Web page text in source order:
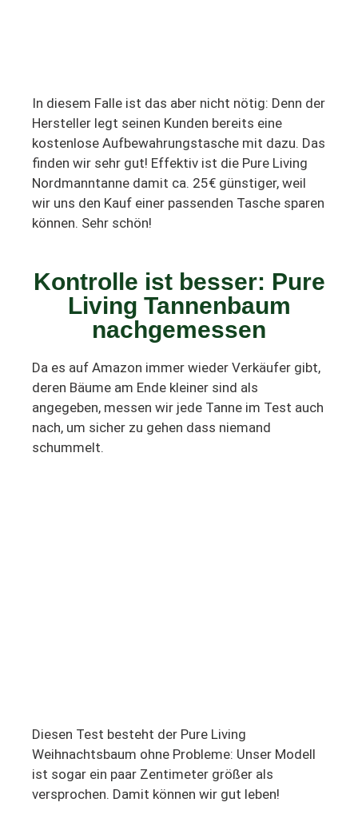
In diesem Falle ist das aber nicht nötig: Denn der
Hersteller legt seinen Kunden bereits eine
kostenlose Aufbewahrungstasche mit dazu. Das
finden wir sehr gut! Effektiv ist die Pure Living
Nordmanntanne damit ca. 25€ günstiger, weil
wir uns den Kauf einer passenden Tasche sparen
können. Sehr schön!
Kontrolle ist besser: Pure
Living Tannenbaum
nachgemessen
Da es auf Amazon immer wieder Verkäufer gibt,
deren Bäume am Ende kleiner sind als
angegeben, messen wir jede Tanne im Test auch
nach, um sicher zu gehen dass niemand
schummelt.
Diesen Test besteht der Pure Living
Weihnachtsbaum ohne Probleme: Unser Modell
ist sogar ein paar Zentimeter größer als
versprochen. Damit können wir gut leben!